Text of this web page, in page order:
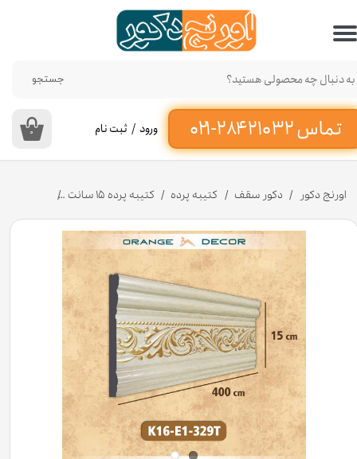
تماس ۳۲ ۲۱۰ ۲۸۴-۰۲۱‌
جستجو
۰ ورود / ثبت نام
حساب کاربری من
تغییر گذر واژه
سفارشات
خروج از حساب کاربری
اورنج دکور دکور سقف کتیبه پرده کتیبه پرده ۱۵ سانت